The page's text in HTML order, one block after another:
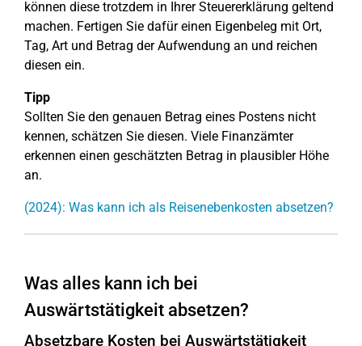
können diese trotzdem in Ihrer Steuererklärung geltend
machen. Fertigen Sie dafür einen Eigenbeleg mit Ort,
Tag, Art und Betrag der Aufwendung an und reichen
diesen ein.
Tipp
Sollten Sie den genauen Betrag eines Postens nicht
kennen, schätzen Sie diesen. Viele Finanzämter
erkennen einen geschätzten Betrag in plausibler Höhe
an.
(2024): Was kann ich als Reisenebenkosten absetzen?
Was alles kann ich bei
Auswärtstätigkeit absetzen?
Absetzbare Kosten bei Auswärtstätigkeit